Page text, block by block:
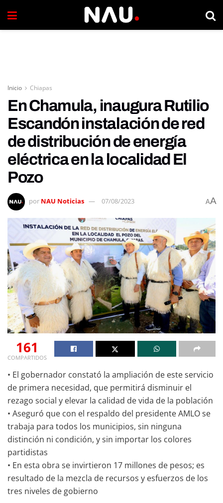
Inicio Chiapas
En Chamula, inaugura Rutilio
Escandón instalación de red
de distribución de energía
eléctrica en la localidad El
Pozo
por NAU Noticias 07/08/2023 AA
161
COMPARTIDOS
• El gobernador constató la ampliación de este servicio
de primera necesidad, que permitirá disminuir el
rezago social y elevar la calidad de vida de la población
• Aseguró que con el respaldo del presidente AMLO se
trabaja para todos los municipios, sin ninguna
distinción ni condición, y sin importar los colores
partidistas
• En esta obra se invirtieron 17 millones de pesos; es
resultado de la mezcla de recursos y esfuerzos de los
tres niveles de gobierno